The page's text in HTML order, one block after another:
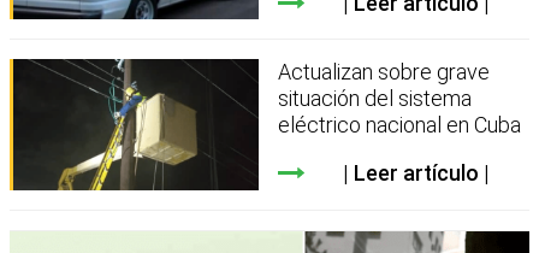
Actualizan sobre grave
situación del sistema
eléctrico nacional en Cuba
Leer artículo